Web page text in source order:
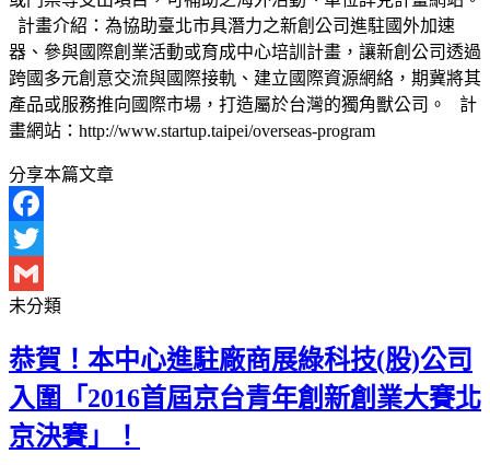
計畫介紹：為協助臺北市具潛力之新創公司進駐國外加速
器、參與國際創業活動或育成中心培訓計畫，讓新創公司透過
跨國多元創意交流與國際接軌、建立國際資源網絡，期冀將其
產品或服務推向國際市場，打造屬於台灣的獨角獸公司。 計
畫網站：http://www.startup.taipei/overseas-program
分享本篇文章
Facebook
Twitter
Gmail
未分類
恭賀！本中心進駐廠商展綠科技(股)公司
入圍「2016首屆京台青年創新創業大賽北
京決賽」！